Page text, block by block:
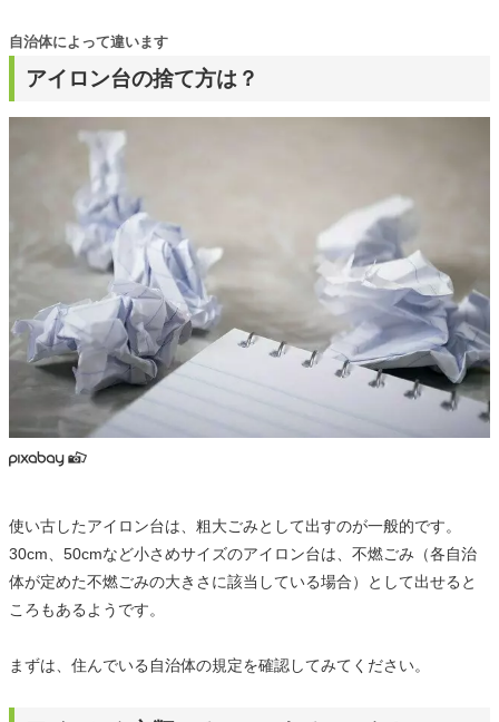
アイロン台の捨て方は？
自治体によって違います
使い古したアイロン台は、粗大ごみとして出すのが一般的です。
30cm、50cmなど小さめサイズのアイロン台は、不燃ごみ（各自治
体が定めた不燃ごみの大きさに該当している場合）として出せると
ころもあるようです。
まずは、住んでいる自治体の規定を確認してみてください。